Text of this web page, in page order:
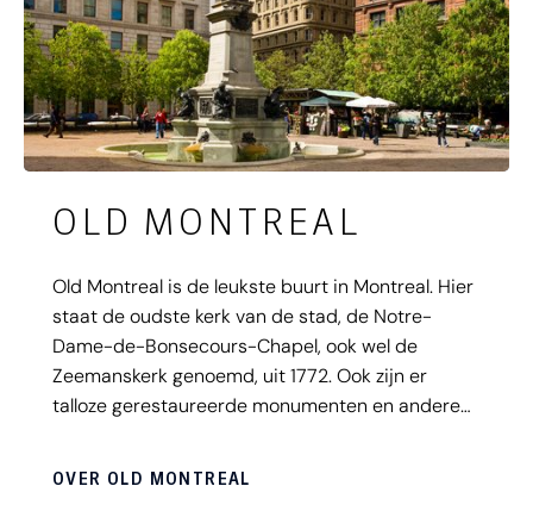
OLD MONTREAL
Old Montreal is de leukste buurt in Montreal. Hier
staat de oudste kerk van de stad, de Notre-
Dame-de-Bonsecours-Chapel, ook wel de
Zeemanskerk genoemd, uit 1772. Ook zijn er
talloze gerestaureerde monumenten en andere
OVER OLD MONTREAL